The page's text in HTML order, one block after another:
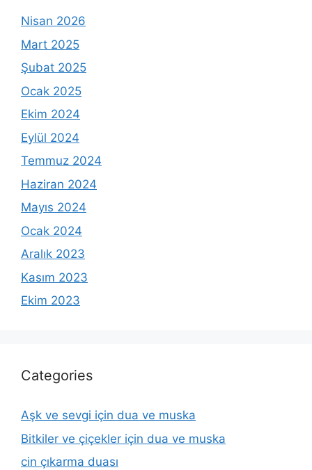
Nisan 2026
Mart 2025
Şubat 2025
Ocak 2025
Ekim 2024
Eylül 2024
Temmuz 2024
Haziran 2024
Mayıs 2024
Ocak 2024
Aralık 2023
Kasım 2023
Ekim 2023
Categories
Aşk ve sevgi için dua ve muska
Bitkiler ve çiçekler için dua ve muska
cin çıkarma duası